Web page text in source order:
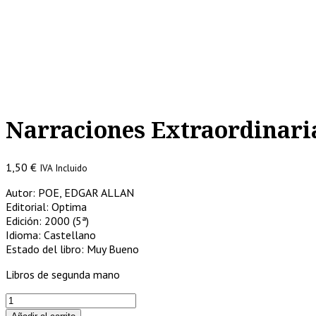
Narraciones
1,50 € IVA Incluido
Autor: POE, EDGAR ALLAN
Editorial: Optima
Edición: 2000 (5ª)
Idioma: Castellano
Estado del libro: Muy Bueno
Libros de segunda mano
Narraciones
Extraordinarias